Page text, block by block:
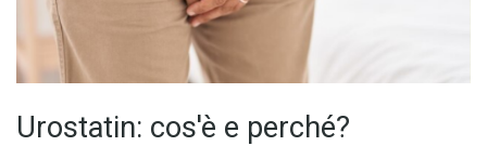
Urostatin: cos'è e perché?